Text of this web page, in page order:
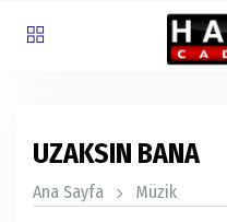
UZAKSIN BANA
Ana Sayfa Müzik